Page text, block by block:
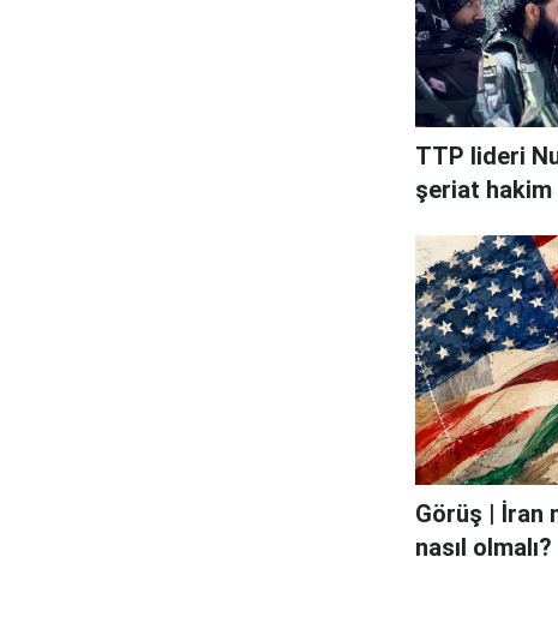
TTP lideri
şeriat hakim
Görüş | İran
nasıl olmalı?